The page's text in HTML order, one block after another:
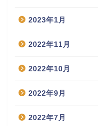
2023年1月
2022年11月
2022年10月
2022年9月
2022年7月